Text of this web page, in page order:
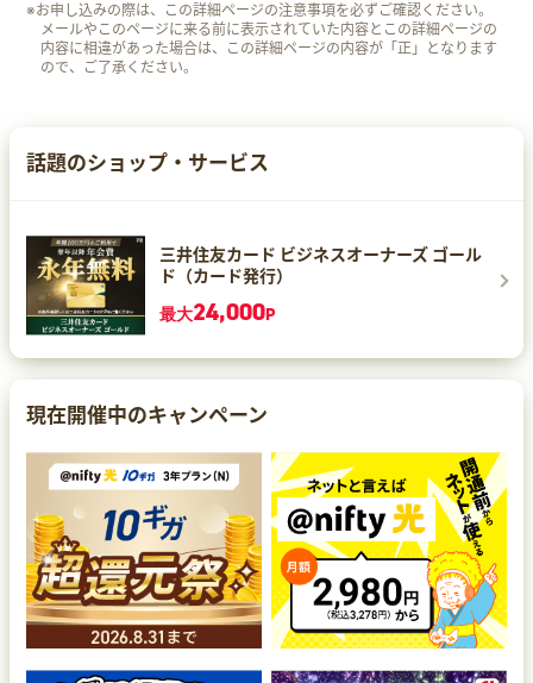
※お申し込みの際は、この詳細ページの注意事項を必ずご確認ください。
メールやこのページに来る前に表示されていた内容とこの詳細ページの
内容に相違があった場合は、この詳細ページの内容が「正」となります
ので、ご了承ください。
話題のショップ・サービス
三井住友カード ビジネスオーナーズ ゴール
ド（カード発行）
最大24,000P
現在開催中のキャンペーン